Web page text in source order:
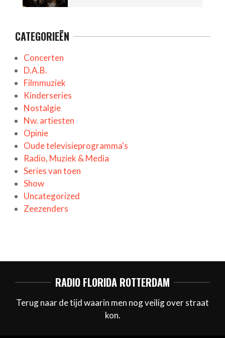
CATEGORIEËN
Concerten
D.A.B.
Filmmuziek
Kinderseries
Nostalgie
Nw. artiesten
Opinie
Oude televisieprogramma's
Radio, Muziek & Media
Series van toen
Show
Uncategorized
Zeezenders
RADIO FLORIDA ROTTERDAM
Terug naar de tijd waarin men nog veilig over straat
kon.